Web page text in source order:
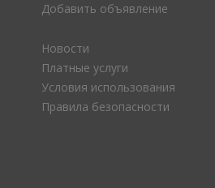
Добавить объявление
Новости
Платные услуги
Условия использования
Правила безопасности